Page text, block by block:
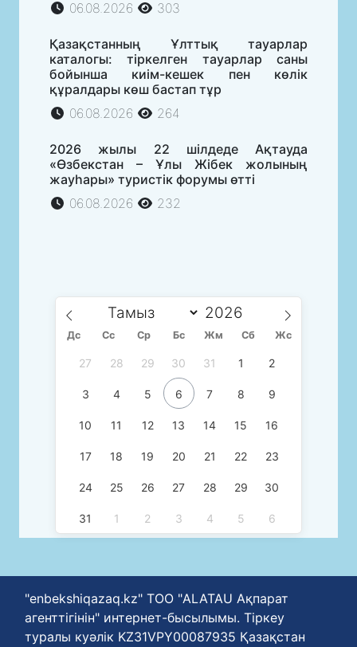
06.08.2026 303
Қазақстанның Ұлттық тауарлар
каталогы: тіркелген тауарлар саны
бойынша киім-кешек пен көлік
құралдары көш бастап тұр
06.08.2026
264
2026 жылы 22 шілдеде Ақтауда
«Өзбекстан – Ұлы Жібек жолының
жауһары» туристік форумы өтті
06.08.2026
232
Дс Сc Ср Бс Жм Сб Жс
27 28 29 30 31 1 2
3 4 5 6 7 8 9
10 11 12 13 14 15 16
17 18 19 20 21 22 23
24 25 26 27 28 29 30
31 1 2 3 4 5 6
"enbekshiqazaq.kz" ТОО "ALATAU Ақпарат
агенттігінін" интернет-бысылымы. Тіркеу
туралы куәлік KZ31VPY00087935 Қазақстан